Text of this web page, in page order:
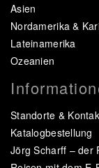
Asien
Nordamerika &
Lateinamerika
Ozeanien
Standorte &
Katalogbestellung
Jörg Scharff – der